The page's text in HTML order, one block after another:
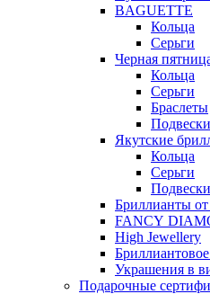
BAGUETTE
Кольца
Серьги
Черная
Кольца
Серьги
Браслеты
Подвески
Якутские
Кольца
Серьги
Подвески
Бриллианты от
FANCY
High Jewellery
Украшения в
Подарочные